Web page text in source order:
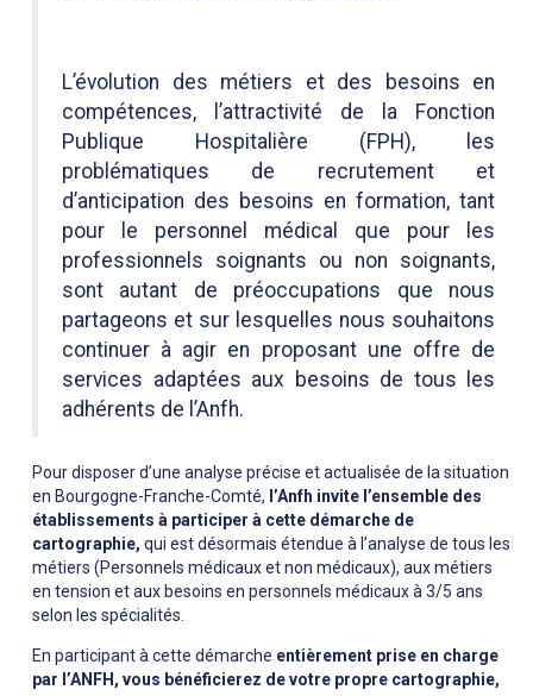
L’évolution des métiers et des besoins en
compétences, l’attractivité de la Fonction
Publique Hospitalière (FPH), les
problématiques de recrutement et
d’anticipation des besoins en formation, tant
pour le personnel médical que pour les
professionnels soignants ou non soignants,
sont autant de préoccupations que nous
partageons et sur lesquelles nous souhaitons
continuer à agir en proposant une offre de
services adaptées aux besoins de tous les
adhérents de l’Anfh.
Pour disposer d’une analyse précise et actualisée de la situation
en Bourgogne-Franche-Comté, l’Anfh invite l’ensemble des
établissements à participer à cette démarche de
cartographie, qui est désormais étendue à l’analyse de tous les
métiers (Personnels médicaux et non médicaux), aux métiers
en tension et aux besoins en personnels médicaux à 3/5 ans
selon les spécialités.
En participant à cette démarche entièrement prise en charge
par l’ANFH, vous bénéficierez de votre propre cartographie,